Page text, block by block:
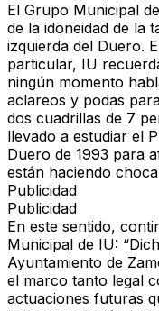
El Grupo Municipal
de la idoneidad de la
izquierda del Duero.
particular, IU
ningún momento
aclareos y podas
dos cuadrillas de 7
llevado a estudiar el
Duero de 1993 para
están haciendo
Publicidad
Publicidad
En este sentido,
Municipal de IU:
Ayuntamiento de
el marco tanto legal
actuaciones futuras